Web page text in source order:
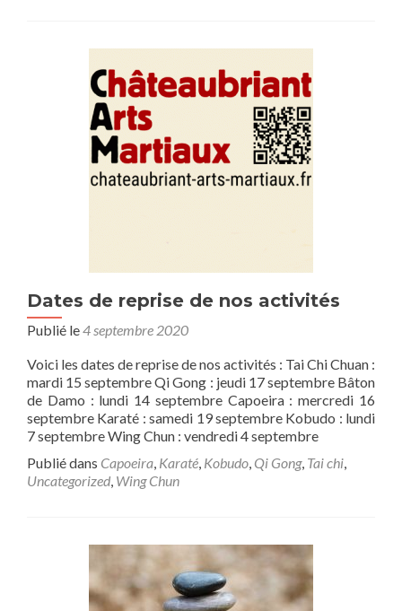
Dates de reprise de nos activités
Publié le4 septembre 2020
Voici les dates de reprise de nos activités : Tai Chi Chuan :
mardi 15 septembre Qi Gong : jeudi 17 septembre Bâton
de Damo : lundi 14 septembre Capoeira : mercredi 16
septembre Karaté : samedi 19 septembre Kobudo : lundi
7 septembre Wing Chun : vendredi 4 septembre
Publié dans Capoeira, Karaté, Kobudo, Qi Gong, Tai chi,
Uncategorized, Wing Chun